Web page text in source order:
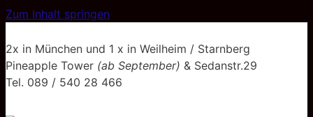
Zum Inhalt springen
2x in München und 1 x in Weilheim / Starnberg
Pineapple Tower (ab September) & Sedanstr.29
Tel. 089 / 540 28 466